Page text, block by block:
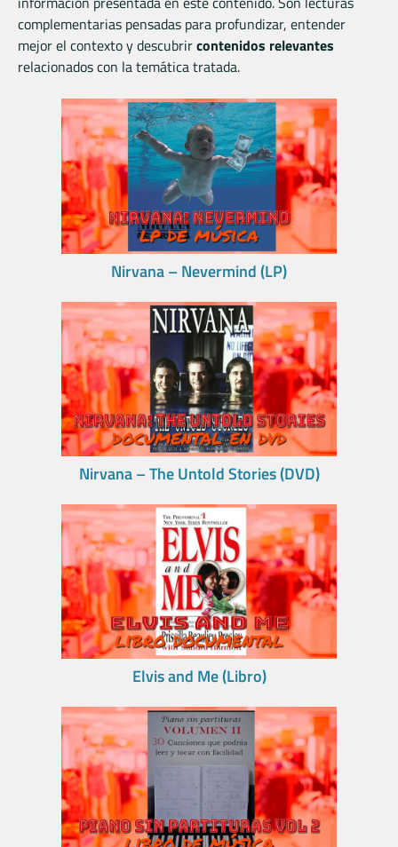
complementarias pensadas para profundizar, entender
mejor el contexto y descubrircontenidos relevantes
relacionados con la temática tratada.
Nirvana – Nevermind (LP)
Nirvana – The Untold Stories (DVD)
Elvis and Me (Libro)